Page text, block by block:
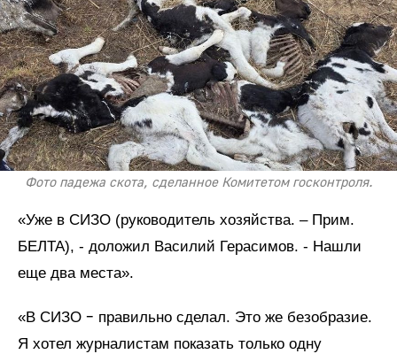
Фото падежа скота, сделанное Комитетом госконтроля.
«Уже в СИЗО (руководитель хозяйства. – Прим.
БЕЛТА), - доложил Василий Герасимов. - Нашли
еще два места».
«В СИЗО – правильно сделал. Это же безобразие.
Я хотел журналистам показать только одну